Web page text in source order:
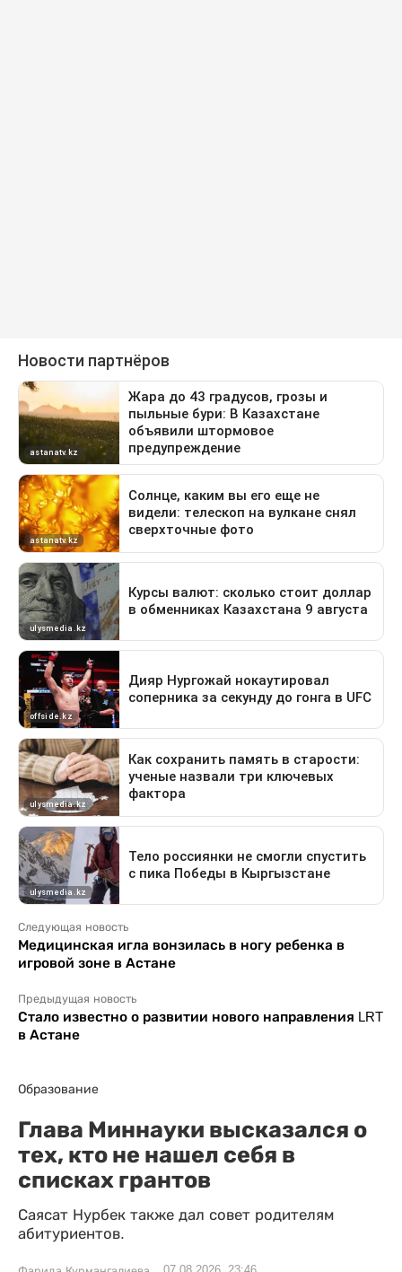
Следующая новость
Медицинская игла вонзилась в ногу ребенка в
игровой зоне в Астане
Предыдущая новость
Стало известно о развитии нового направления LRT
в Астане
Образование
Глава Миннауки высказался о
тех, кто не нашел себя в
списках грантов
Саясат Нурбек также дал совет родителям
абитуриентов.